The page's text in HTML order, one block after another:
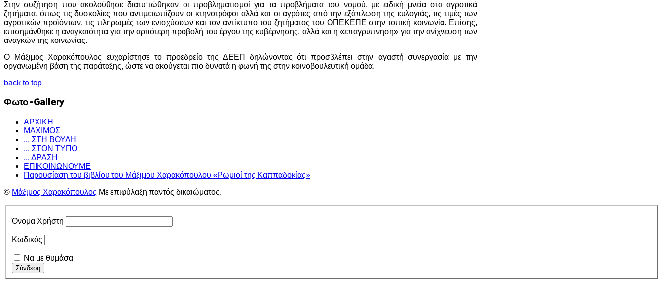
Στην συζήτηση που ακολούθησε διατυπώθηκαν οι προβληματισμοί για τα προβλήματα του νομού, με ειδική μνεία στα αγροτικά
ζητήματα, όπως τις δυσκολίες που αντιμετωπίζουν οι κτηνοτρόφοι αλλά και οι αγρότες από την εξάπλωση της ευλογιάς, τις τιμές των
αγροτικών προϊόντων, τις πληρωμές των ενισχύσεων και τον αντίκτυπο του ζητήματος του ΟΠΕΚΕΠΕ στην τοπική κοινωνία. Επίσης,
επισημάνθηκε η αναγκαιότητα για την αρτιότερη προβολή του έργου της κυβέρνησης, αλλά και η «επαγρύπνηση» για την ανίχνευση των
αναγκών της κοινωνίας.
Ο Μάξιμος Χαρακόπουλος ευχαρίστησε το προεδρείο της ΔΕΕΠ δηλώνοντας ότι προσβλέπει στην αγαστή συνεργασία με την
οργανωμένη βάση της παράταξης, ώστε να ακούγεται πιο δυνατά η φωνή της στην κοινοβουλευτική ομάδα.
back to top
Φωτο-Gallery
ΑΡΧΙΚΗ
ΜΑΧΙΜΟΣ
... ΣΤΗ ΒΟΥΛΗ
... ΣΤΟΝ ΤΥΠΟ
... ΔΡΑΣΗ
ΕΠΙΚΟΙΝΩΝΟΥΜΕ
Παρουσίαση του βιβλίου του Μάξιμου Χαρακόπουλου «Ρωμιοί της Καππαδοκίας»
© Μάξιμος Χαρακόπουλος Με επιφύλαξη παντός δικαιώματος.
Όνομα Χρήστη
Κωδικός
Να με θυμάσαι